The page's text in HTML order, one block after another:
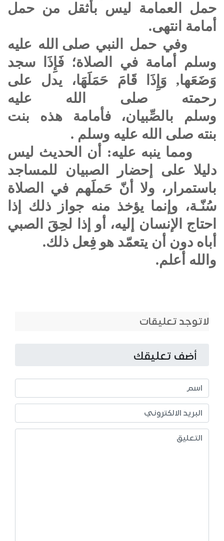
حمل العمامة ليس بأثقل من حمل
أمامة انتهى.
وفي حمل النبي صلى الله عليه
وسلم
أمامة في الصلاة؛ فَإِذَا سجد
وَضَعَها, وَإِذَا قَامَ حَمَلَهَا، يدل على
رحمته صلى الله عليه
وسلم بالصِّبيان، فأمامة هذه بنت
بنته صلى الله عليه وسلم .
ومما ينبه عليه: أن الحديث ليس
دليلا على إحضار الصبيان للمساجد
باستمرار، ولا أنّ حَملَهم في الصلاة
سُنّـة، وإنما يؤخذ منه جواز ذلك إذا
احتاج الإنسان إليه، أو إذا لحِقَ الصبي
أباه دون أن يتعمّد هو فِعل ذلك.
والله أعلم.
لاتوجد تعليقات
أضف تعليقك